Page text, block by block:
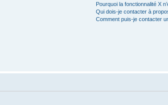
Pourquoi la fonctionnalité X
Qui dois-je contacter à
Comment puis-je contacter